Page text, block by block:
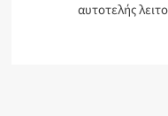
αυτοτελής